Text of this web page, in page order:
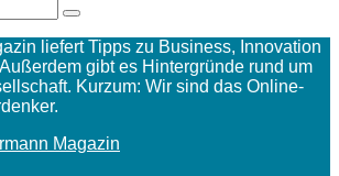
liefert Tipps zu Business, Innovation
gibt es Hintergründe rund um
Kurzum: Wir sind das Online-
Magazin